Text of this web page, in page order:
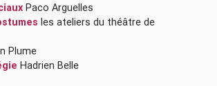
Paco Arguelles
les ateliers du théâtre de
Plume
Hadrien Belle